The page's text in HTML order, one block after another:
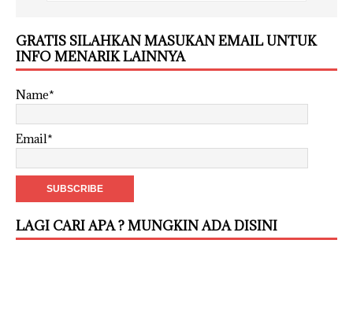
GRATIS SILAHKAN MASUKAN EMAIL UNTUK
INFO MENARIK LAINNYA
Name*
Email*
LAGI CARI APA ? MUNGKIN ADA DISINI